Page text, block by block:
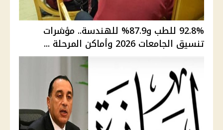
92.8% للطب و87.9% للهندسة.. مؤشرات
تنسيق الجامعات 2026 وأماكن المرحلة ...